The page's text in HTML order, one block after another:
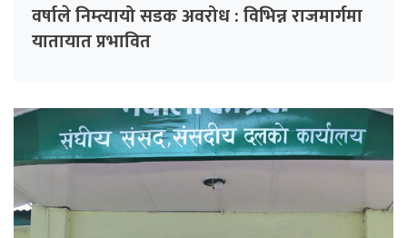
वर्षाले निम्त्यायो सडक अवरोध : विभिन्न राजमार्गमा
यातायात प्रभावित